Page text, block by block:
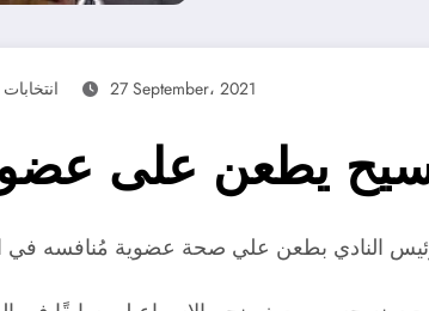
27 September، 2021
يطعن على